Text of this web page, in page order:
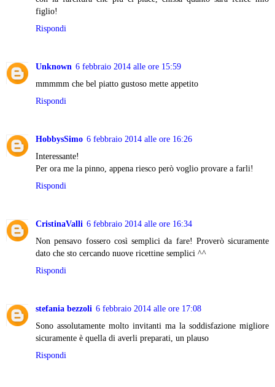
figlio!
Rispondi
Unknown 6 febbraio 2014 alle ore 15:59
mmmmm che bel piatto gustoso mette appetito
Rispondi
HobbysSimo 6 febbraio 2014 alle ore 16:26
Interessante!
Per ora me la pinno, appena riesco però voglio provare a farli!
Rispondi
CristinaValli 6 febbraio 2014 alle ore 16:34
Non pensavo fossero così semplici da fare! Proverò sicuramente
dato che sto cercando nuove ricettine semplici ^^
Rispondi
stefania bezzoli 6 febbraio 2014 alle ore 17:08
Sono assolutamente molto invitanti ma la soddisfazione migliore
sicuramente è quella di averli preparati, un plauso
Rispondi